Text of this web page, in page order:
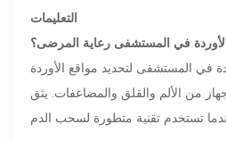
التعليمات
في المستشفى رعاية المرضى؟
في المستشفى لتحديد مواقع الأوردة
من الألم والقلق والمضاعفات. يثق